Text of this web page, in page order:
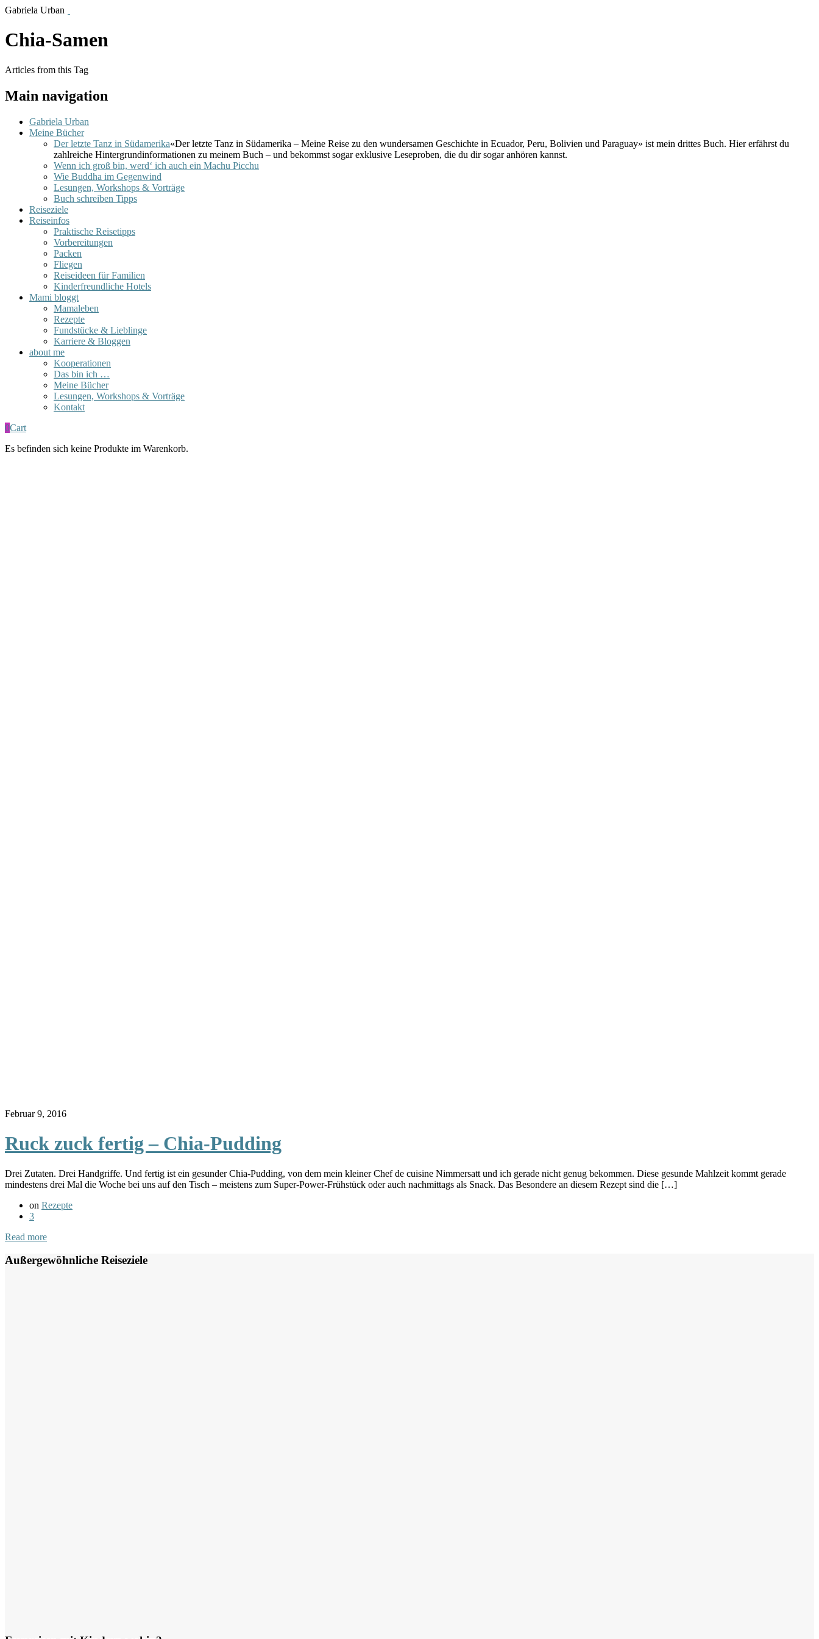
Gabriela Urban
Chia-Samen
Articles from this Tag
Main navigation
Gabriela Urban
Meine Bücher
Der letzte Tanz in Südamerika«Der letzte Tanz in Südamerika – Meine Reise zu den wundersamen Geschichte in Ecuador, Peru, Bolivien und Paraguay» ist mein drittes Buch. Hier erfährst du
zahlreiche Hintergrundinformationen zu meinem Buch – und bekommst sogar exklusive Leseproben, die du dir sogar anhören kannst.
Wenn ich groß bin, werd‘ ich auch ein Machu Picchu
Wie Buddha im Gegenwind
Lesungen, Workshops & Vorträge
Buch schreiben Tipps
Reiseziele
Reiseinfos
Praktische Reisetipps
Vorbereitungen
Packen
Fliegen
Reiseideen für Familien
Kinderfreundliche Hotels
Mami bloggt
Mamaleben
Rezepte
Fundstücke & Lieblinge
Karriere & Bloggen
about me
Kooperationen
Das bin ich …
Meine Bücher
Lesungen, Workshops & Vorträge
Kontakt
0Cart
Es befinden sich keine Produkte im Warenkorb.
Februar 9, 2016
Ruck zuck fertig – Chia-Pudding
Drei Zutaten. Drei Handgriffe. Und fertig ist ein gesunder Chia-Pudding, von dem mein kleiner Chef de cuisine Nimmersatt und ich gerade nicht genug bekommen. Diese gesunde Mahlzeit kommt gerade
mindestens drei Mal die Woche bei uns auf den Tisch – meistens zum Super-Power-Frühstück oder auch nachmittags als Snack. Das Besondere an diesem Rezept sind die […]
on Rezepte
3
Read more
Außergewöhnliche Reiseziele